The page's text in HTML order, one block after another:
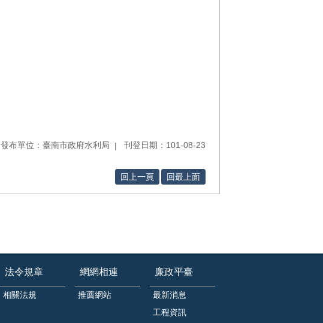
發布單位：臺南市政府水利局 刊登日期：101-08-23
回上一頁 回最上面
法令規章
相關法規
網網相連
推薦網站
廉政平臺
最新消息
工程資訊